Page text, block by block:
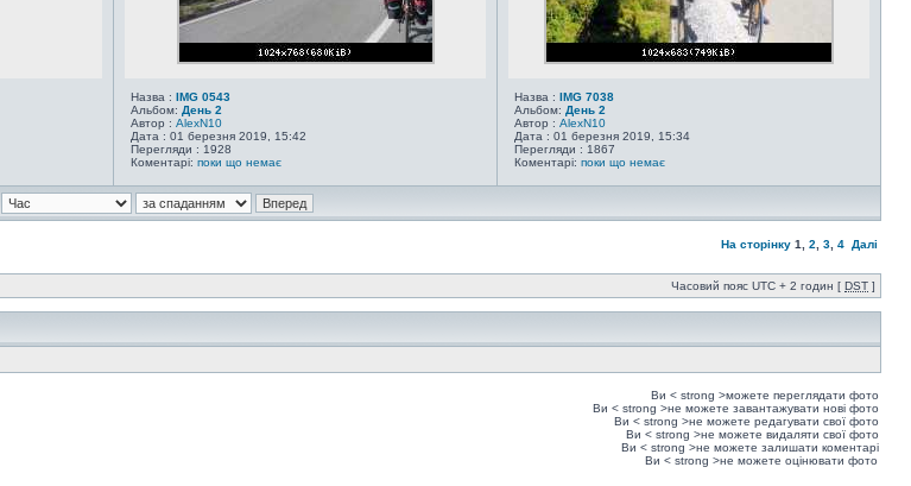
Назва : IMG 0543
Альбом: День 2
Автор : AlexN10
Дата : 01 березня 2019, 15:42
Перегляди : 1928
Коментарі: поки що немає
Назва : IMG 7038
Альбом: День 2
Автор : AlexN10
Дата : 01 березня 2019, 15:34
Перегляди : 1867
Коментарі: поки що немає
На сторінку 1 2 3 4 Далі
Часовий пояс UTC + 2 годин [ DST ]
Ви < strong >можете переглядати фото
Ви < strong >не можете завантажувати нові фото
Ви < strong >не можете редагувати свої фото
Ви < strong >не можете видаляти свої фото
Ви < strong >не можете залишати коментарі
Ви < strong >не можете оцінювати фото